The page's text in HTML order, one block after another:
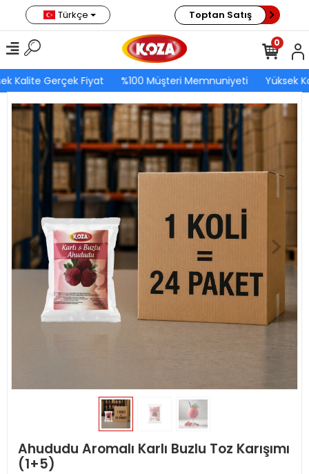
Kalite Gerçek Fiyat %100 Müşteri Memnuniyeti Yüksek
Türkçe Toptan Satış
0
Ahududu Aromalı Karlı Buzlu Toz Karışımı
(1+5)